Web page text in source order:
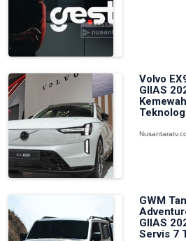
Volvo
GIIAS
GWM
GIIAS
Servis 7